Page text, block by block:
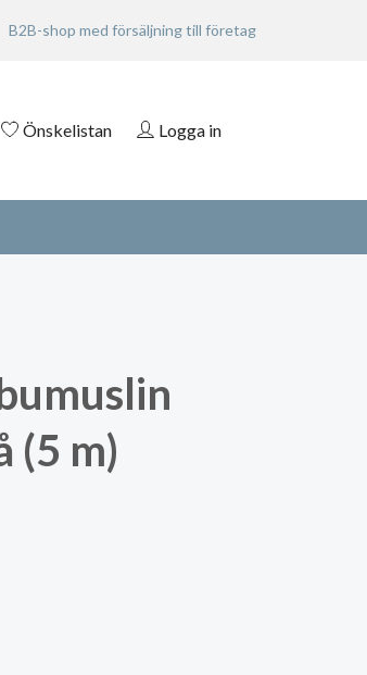
B2B-shop med försäljning till företag
Önskelistan Logga in
(5 m)